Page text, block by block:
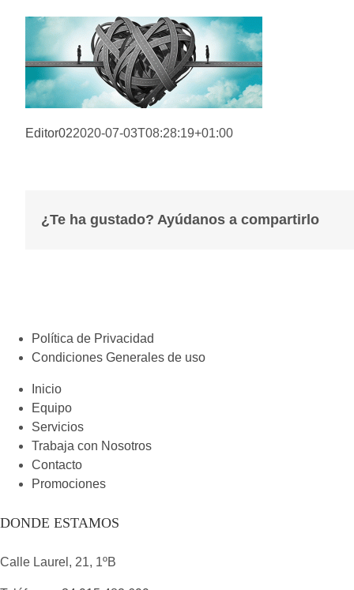
Editor022020-07-03T08:28:19+01:00
¿Te ha gustado? Ayúdanos a compartirlo
Política de Privacidad
Condiciones Generales de uso
Inicio
Equipo
Servicios
Trabaja con Nosotros
Contacto
Promociones
DONDE ESTAMOS
Calle Laurel, 21, 1ºB